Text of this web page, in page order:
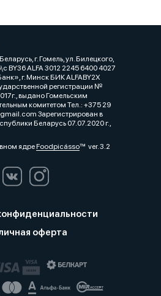
г. Гомель, ул. Билецкого,
BY36 ALFA 3012 2245 6400 4027
г. Минск БИК ALFABY2X
регистрации №
выдано Гомельским
комитетом Тел.: +375 29
Зарегистрирован в
Беларусь 07.07.2020 г.,
ядреFoodpicássover. 3.2
оферта